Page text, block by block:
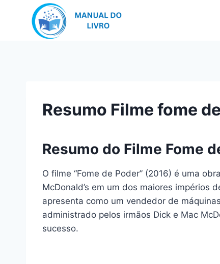
Resumo Filme fome
Resumo do Filme Fome
O filme “Fome de Poder” (2016) é uma
McDonald’s em um dos maiores
apresenta como um vendedor de
administrado pelos irmãos Dick e Mac
sucesso.